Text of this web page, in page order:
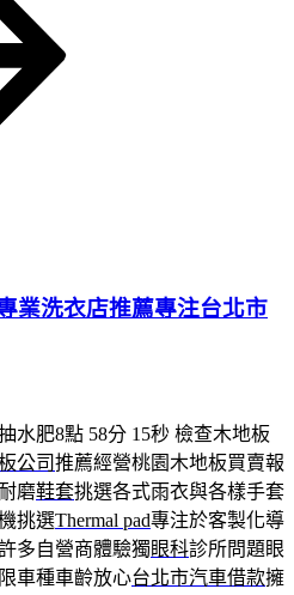
業洗衣店推薦專注台北市
水肥8點 58分 15秒 檢查木地板
公司推薦經營桃園木地板買賣報
磨鞋套挑選各式雨衣與各樣手套
挑選Thermal pad專注於客製化導
多自營商體驗獨眼科診所問題眼
車種車齡放心台北市汽車借款擁